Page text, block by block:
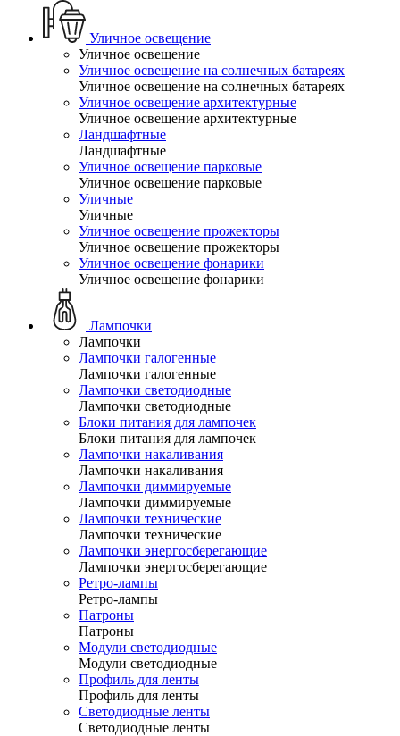
Уличное освещение
Уличное освещение
Уличное освещение на солнечных батареях
Уличное освещение на солнечных батареях
Уличное освещение архитектурные
Уличное освещение архитектурные
Ландшафтные
Ландшафтные
Уличное освещение парковые
Уличное освещение парковые
Уличные
Уличные
Уличное освещение прожекторы
Уличное освещение прожекторы
Уличное освещение фонарики
Уличное освещение фонарики
Лампочки
Лампочки
Лампочки галогенные
Лампочки галогенные
Лампочки светодиодные
Лампочки светодиодные
Блоки питания для лампочек
Блоки питания для лампочек
Лампочки накаливания
Лампочки накаливания
Лампочки диммируемые
Лампочки диммируемые
Лампочки технические
Лампочки технические
Лампочки энергосберегающие
Лампочки энергосберегающие
Ретро-лампы
Ретро-лампы
Патроны
Патроны
Модули светодиодные
Модули светодиодные
Профиль для ленты
Профиль для ленты
Светодиодные ленты
Светодиодные ленты